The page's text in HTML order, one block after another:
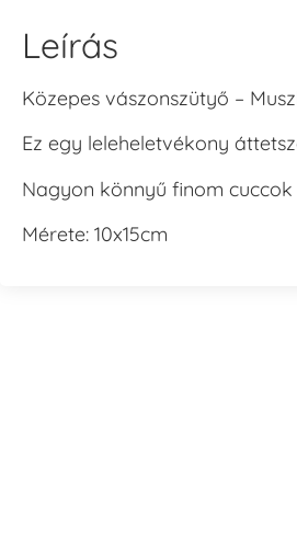
Leírás
Közepes vászonszütyő –
Ez egy leleheletvékony
Nagyon könnyű finom
Mérete: 10x15cm